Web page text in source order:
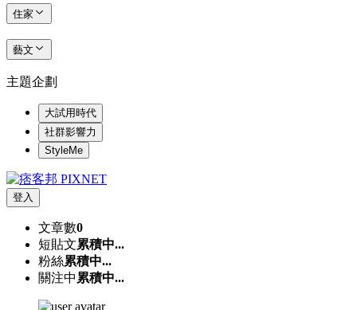
住家
藝文
主題企劃
大試用時代
社群影響力
StyleMe
登入
文章數0
短貼文累積中...
粉絲累積中...
關注中 累積中...